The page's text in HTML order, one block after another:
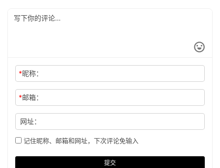
*昵称：
*邮箱：
网址：
记住昵称、邮箱和网址，下次评论免输入
提交